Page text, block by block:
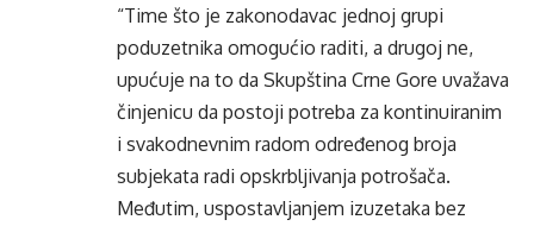
“Time što je zakonodavac jednoj grupi
poduzetnika omogućio raditi, a drugoj ne,
upućuje na to da Skupština Crne Gore uvažava
činjenicu da postoji potreba za kontinuiranim
i svakodnevnim radom određenog broja
subjekata radi opskrbljivanja potrošača.
Međutim, uspostavljanjem izuzetaka bez